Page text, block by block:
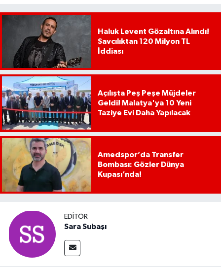
Haluk Levent Gözaltına Alındı!
Savcılıktan 120 Milyon TL
İddiası
Açılışta Peş Peşe Müjdeler
Geldi! Malatya'ya 10 Yeni
Taziye Evi Daha Yapılacak
Amedspor’da Transfer
Bombası: Gözler Dünya
Kupası’nda!
EDITÖR
Sara Subaşı